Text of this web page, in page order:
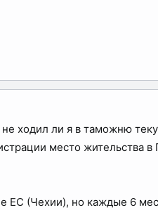
ходил ли я в таможню
место жительства
ЕС (Чехии), но каждые 6